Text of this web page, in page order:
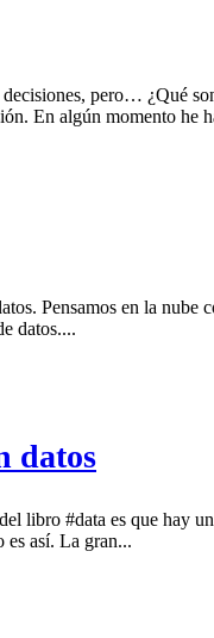
pero… ¿Qué
En algún momento he
Pensamos en la
datos....
datos
libro #data es que hay
es así. La gran...